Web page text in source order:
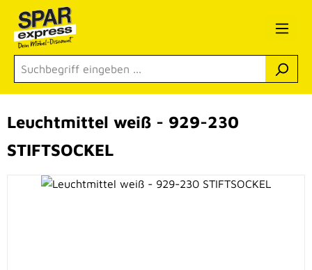
Zum Hauptinhalt springen
Bildergalerie überspringen
Leuchtmittel weiß - 929-230
STIFTSOCKEL